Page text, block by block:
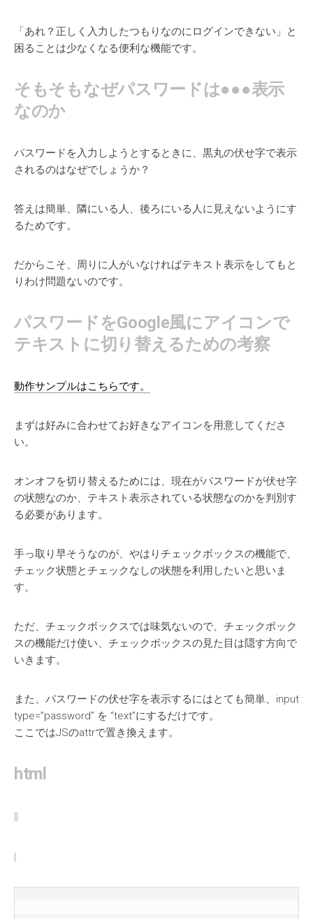
「あれ？正しく入力したつもりなのにログインできない」と
困ることは少なくなる便利な機能です。
そもそもなぜパスワードは●●●表示
なのか
パスワードを入力しようとするときに、黒丸の伏せ字で表示
されるのはなぜでしょうか？
答えは簡単、隣にいる人、後ろにいる人に見えないようにす
るためです。
だからこそ、周りに人がいなければテキスト表示をしてもと
りわけ問題ないのです。
パスワードをGoogle風にアイコンで
テキストに切り替えるための考察
動作サンプルはこちらです。
まずは好みに合わせてお好きなアイコンを用意してくださ
い。
オンオフを切り替えるためには、現在がパスワードが伏せ字
の状態なのか、テキスト表示されている状態なのかを判別す
る必要があります。
手っ取り早そうなのが、やはりチェックボックスの機能で、
チェック状態とチェックなしの状態を利用したいと思いま
す。
ただ、チェックボックスでは味気ないので、チェックボック
スの機能だけ使い、チェックボックスの見た目は隠す方向で
いきます。
また、パスワードの伏せ字を表示するにはとても簡単、input
type=”password” を “text”にするだけです。
ここではJSのattrで置き換えます。
html